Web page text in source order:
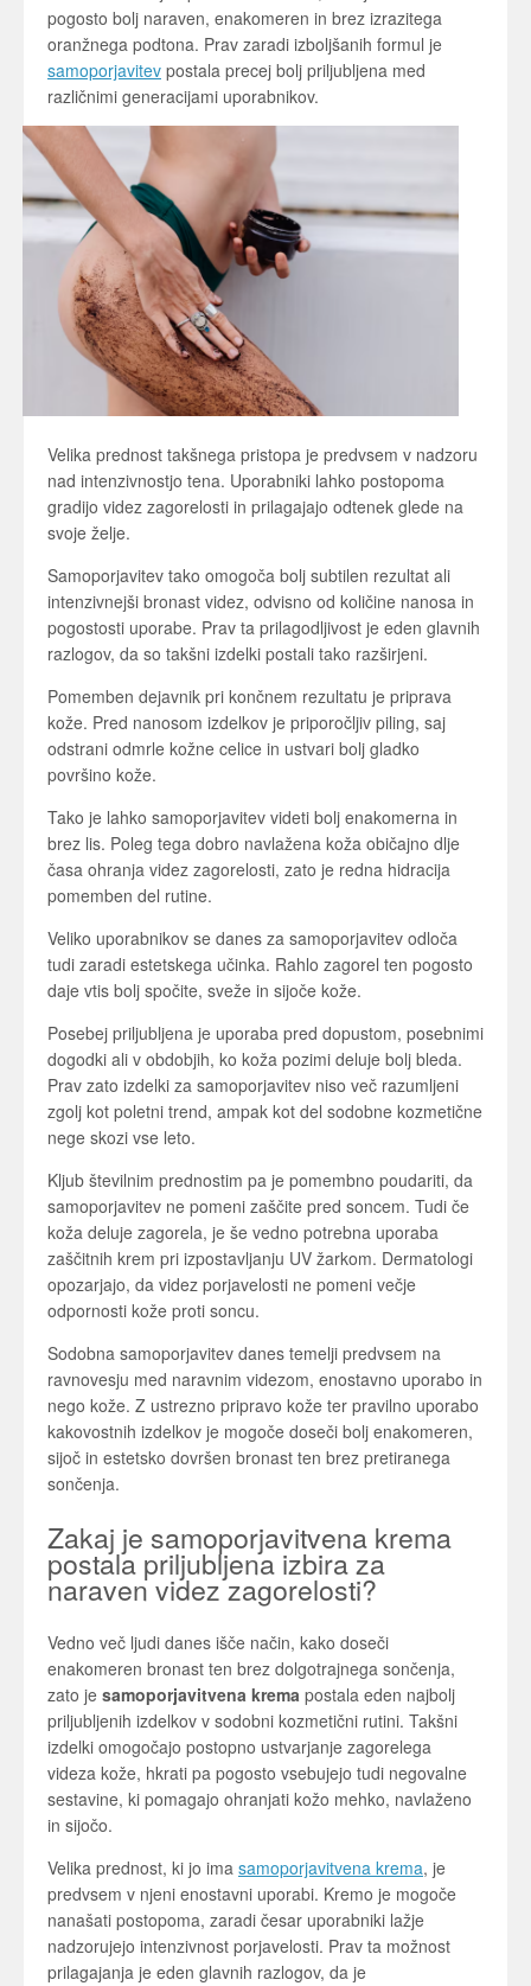
pogosto bolj naraven, enakomeren in brez izrazitega
oranžnega podtona. Prav zaradi izboljšanih formul je
samoporjavitev postala precej bolj priljubljena med
različnimi generacijami uporabnikov.
Velika prednost takšnega pristopa je predvsem v nadzoru
nad intenzivnostjo tena. Uporabniki lahko postopoma
gradijo videz zagorelosti in prilagajajo odtenek glede na
svoje želje.
Samoporjavitev tako omogoča bolj subtilen rezultat ali
intenzivnejši bronast videz, odvisno od količine nanosa in
pogostosti uporabe. Prav ta prilagodljivost je eden glavnih
razlogov, da so takšni izdelki postali tako razširjeni.
Pomemben dejavnik pri končnem rezultatu je priprava
kože. Pred nanosom izdelkov je priporočljiv piling, saj
odstrani odmrle kožne celice in ustvari bolj gladko
površino kože.
Tako je lahko samoporjavitev videti bolj enakomerna in
brez lis. Poleg tega dobro navlažena koža običajno dlje
časa ohranja videz zagorelosti, zato je redna hidracija
pomemben del rutine.
Veliko uporabnikov se danes za samoporjavitev odloča
tudi zaradi estetskega učinka. Rahlo zagorel ten pogosto
daje vtis bolj spočite, sveže in sijoče kože.
Posebej priljubljena je uporaba pred dopustom, posebnimi
dogodki ali v obdobjih, ko koža pozimi deluje bolj bleda.
Prav zato izdelki za samoporjavitev niso več razumljeni
zgolj kot poletni trend, ampak kot del sodobne kozmetične
nege skozi vse leto.
Kljub številnim prednostim pa je pomembno poudariti, da
samoporjavitev ne pomeni zaščite pred soncem. Tudi če
koža deluje zagorela, je še vedno potrebna uporaba
zaščitnih krem pri izpostavljanju UV žarkom. Dermatologi
opozarjajo, da videz porjavelosti ne pomeni večje
odpornosti kože proti soncu.
Sodobna samoporjavitev danes temelji predvsem na
ravnovesju med naravnim videzom, enostavno uporabo in
nego kože. Z ustrezno pripravo kože ter pravilno uporabo
kakovostnih izdelkov je mogoče doseči bolj enakomeren,
sijoč in estetsko dovršen bronast ten brez pretiranega
sončenja.
Zakaj je samoporjavitvena krema
postala priljubljena izbira za
naraven videz zagorelosti?
Vedno več ljudi danes išče način, kako doseči
enakomeren bronast ten brez dolgotrajnega sončenja,
zato je samoporjavitvena krema postala eden najbolj
priljubljenih izdelkov v sodobni kozmetični rutini. Takšni
izdelki omogočajo postopno ustvarjanje zagorelega
videza kože, hkrati pa pogosto vsebujejo tudi negovalne
sestavine, ki pomagajo ohranjati kožo mehko, navlaženo
in sijočo.
Velika prednost, ki jo ima samoporjavitvena krema, je
predvsem v njeni enostavni uporabi. Kremo je mogoče
nanašati postopoma, zaradi česar uporabniki lažje
nadzorujejo intenzivnost porjavelosti. Prav ta možnost
prilagajanja je eden glavnih razlogov, da je